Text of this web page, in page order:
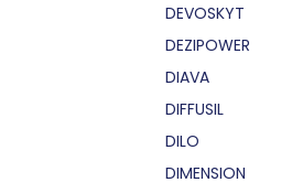
DEVOSKYT
DEZIPOWER
DIAVA
DIFFUSIL
DILO
DIMENSION